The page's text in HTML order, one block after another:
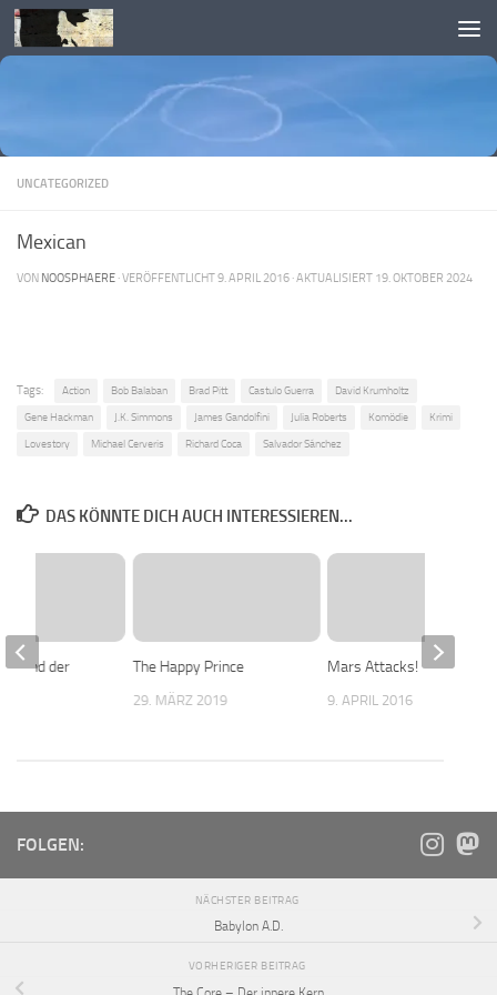
Skip to content
UNCATEGORIZED
Mexican
VON NOOSPHAERE · VERÖFFENTLICHT9. APRIL 2016 · AKTUALISIERT 19. OKTOBER 2024
Tags: Action Bob Balaban Brad Pitt Castulo Guerra David Krumholtz
Gene Hackman J.K. Simmons James Gandolfini Julia Roberts Komödie Krimi
Lovestory Michael Cerveris Richard Coca Salvador Sánchez
DAS KÖNNTE DICH AUCH INTERESSIEREN...
The Happy Prince
29. MÄRZ 2019
Mars Attacks!
9. APRIL 2016
und der
FOLGEN:
NÄCHSTER BEITRAG
Babylon A.D.
VORHERIGER BEITRAG